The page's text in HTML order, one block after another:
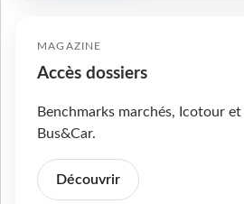
MAGAZINE
Accès dossiers
Benchmarks marchés, Icotour
Bus&Car.
Découvrir